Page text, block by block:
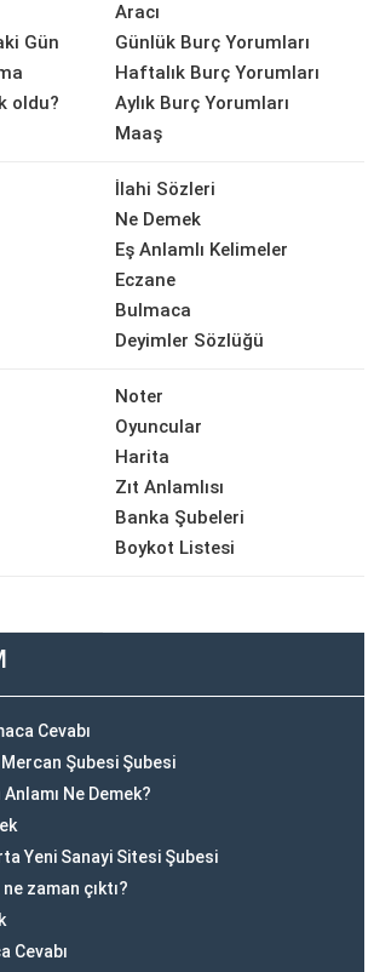
Gün
oldu?
Aracı
Günlük Burç Yorumları
Haftalık Burç Yorumları
Aylık Burç Yorumları
Maaş
İlahi Sözleri
Ne Demek
Eş Anlamlı Kelimeler
Eczane
Bulmaca
Deyimler Sözlüğü
Noter
Oyuncular
Harita
Zıt Anlamlısı
Banka Şubeleri
Boykot Listesi
Cevabı
Şubesi Şubesi
Ne Demek?
Yeni Sanayi Sitesi Şubesi
zaman çıktı?
Cevabı